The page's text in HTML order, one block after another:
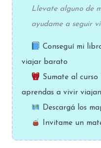
Llevate alguno de
ayudame a seguir
Conseguí mi
viajar barato
Sumate al curso
aprendas a vivir
Descargá los
Invitame un